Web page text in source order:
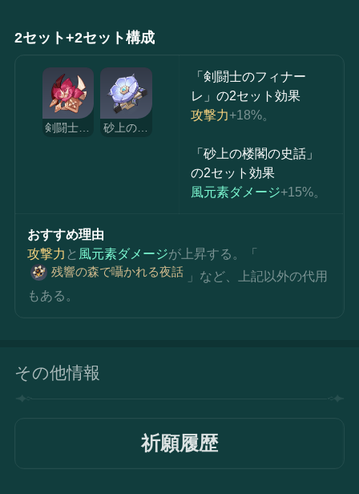
2セット+2セット構成
剣闘士のフィナーレ 砂上の楼閣の史話
「剣闘士のフィナー
レ」の2セット効果
攻撃力+18%。
「砂上の楼閣の史話」
の2セット効果
風元素ダメージ+15%。
おすすめ理由
攻撃力 と 風元素ダメージが上昇する。「
残響の森で囁かれる夜話
」など、上記以外の代用
もある。
その他情報
祈願履歴